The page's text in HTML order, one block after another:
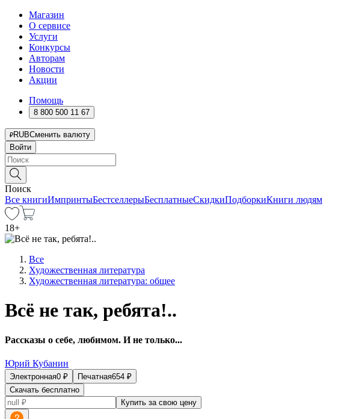
Магазин
О сервисе
Услуги
Конкурсы
Авторам
Новости
Акции
Помощь
8 800 500 11 67
RUBСменить валюту
Войти
Поиск
Все книгиИмпринтыБестселлерыБесплатныеСкидкиПодборкиКниги людям
18+
Все
Художественная литература
Художественная литература: общее
Всё не так, ребята!..
Рассказы о себе, любимом. И не только...
Юрий Кубанин
Электронная0 ₽ Печатная654 ₽
Скачать бесплатно
Купить за свою цену